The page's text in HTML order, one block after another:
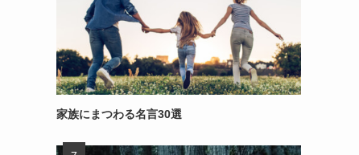
家族にまつわる名言30選